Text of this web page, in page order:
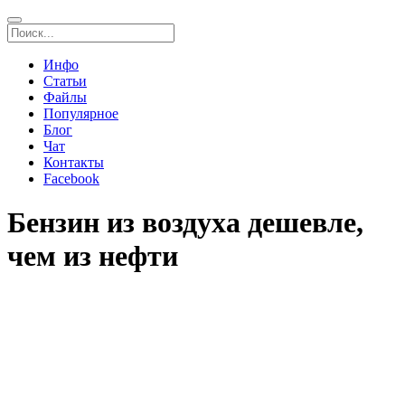
Инфо
Статьи
Файлы
Популярное
Блог
Чат
Контакты
Facebook
Бензин из воздуха дешевле,
чем из нефти